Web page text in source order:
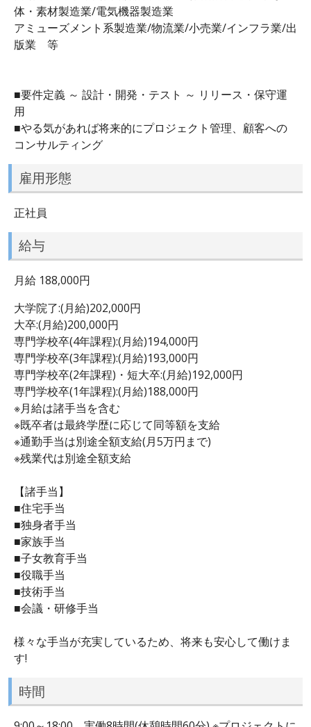
体・素材製造業/電気機器製造業
アミューズメント系製造業/物流業/小売業/インフラ業/出
版業 等
■要件定義 ～ 設計・開発・テスト ～ リリース・保守運
用
■やる気があれば将来的にプロジェクト管理、顧客への
コンサルティング
雇用形態
正社員
給与
月給 188,000円
大学院了:(月給)202,000円
大卒:(月給)200,000円
専門学校卒(4年課程):(月給)194,000円
専門学校卒(3年課程):(月給)193,000円
専門学校卒(2年課程)・短大卒:(月給)192,000円
専門学校卒(1年課程):(月給)188,000円
※月給は諸手当を含む
※既卒者は最終学歴に応じて同等額を支給
※通勤手当は別途全額支給(月5万円まで)
※残業代は別途全額支給
【諸手当】
■住宅手当
■独身者手当
■家族手当
■子女教育手当
■役職手当
■技術手当
■会議・研修手当
様々な手当が充実しているため、将来も安心して働けま
す!
時間